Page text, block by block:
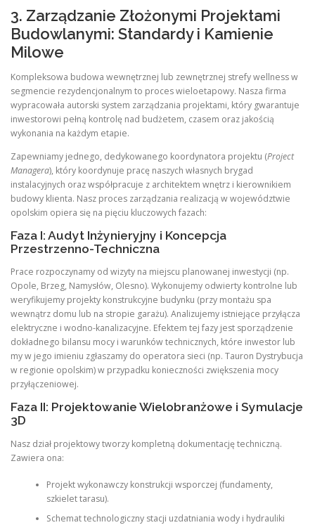
3. Zarządzanie Złożonymi Projektami
Budowlanymi: Standardy i Kamienie
Milowe
Kompleksowa budowa wewnętrznej lub zewnętrznej strefy wellness w
segmencie rezydencjonalnym to proces wieloetapowy. Nasza firma
wypracowała autorski system zarządzania projektami, który gwarantuje
inwestorowi pełną kontrolę nad budżetem, czasem oraz jakością
wykonania na każdym etapie.
Zapewniamy jednego, dedykowanego koordynatora projektu (Project
Managera), który koordynuje pracę naszych własnych brygad
instalacyjnych oraz współpracuje z architektem wnętrz i kierownikiem
budowy klienta. Nasz proces zarządzania realizacją w województwie
opolskim opiera się na pięciu kluczowych fazach:
Faza I: Audyt Inżynieryjny i Koncepcja
Przestrzenno-Techniczna
Prace rozpoczynamy od wizyty na miejscu planowanej inwestycji (np.
Opole, Brzeg, Namysłów, Olesno). Wykonujemy odwierty kontrolne lub
weryfikujemy projekty konstrukcyjne budynku (przy montażu spa
wewnątrz domu lub na stropie garażu). Analizujemy istniejące przyłącza
elektryczne i wodno-kanalizacyjne. Efektem tej fazy jest sporządzenie
dokładnego bilansu mocy i warunków technicznych, które inwestor lub
my w jego imieniu zgłaszamy do operatora sieci (np. Tauron Dystrybucja
w regionie opolskim) w przypadku konieczności zwiększenia mocy
przyłączeniowej.
Faza II: Projektowanie Wielobranżowe i Symulacje
3D
Nasz dział projektowy tworzy kompletną dokumentację techniczną.
Zawiera ona:
Projekt wykonawczy konstrukcji wsporczej (fundamenty,
szkielet tarasu).
Schemat technologiczny stacji uzdatniania wody i hydrauliki